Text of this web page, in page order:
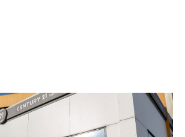
21 Hervé Regnault